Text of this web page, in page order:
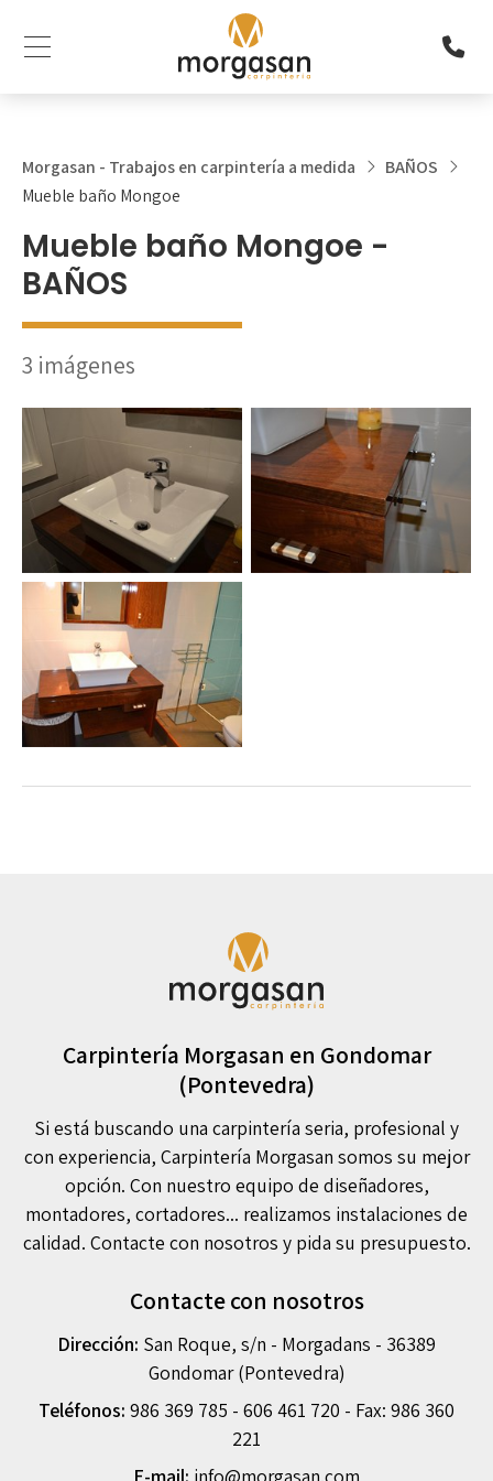
Morgasan - Trabajos en carpintería a medida
BAÑOS
Mueble baño Mongoe
Mueble baño Mongoe -
BAÑOS
3 imágenes
Carpintería Morgasan en Gondomar
(Pontevedra)
Si está buscando una carpintería seria, profesional y
con experiencia, Carpintería Morgasan somos su mejor
opción. Con nuestro equipo de diseñadores,
montadores, cortadores... realizamos instalaciones de
calidad. Contacte con nosotros y pida su presupuesto.
Contacte con nosotros
Dirección: San Roque, s/n - Morgadans - 36389
Gondomar (Pontevedra)
Teléfonos: 986 369 785 - 606 461 720 - Fax: 986 360
221